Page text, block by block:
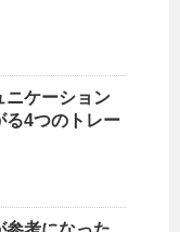
ニケーション
る4つのトレー